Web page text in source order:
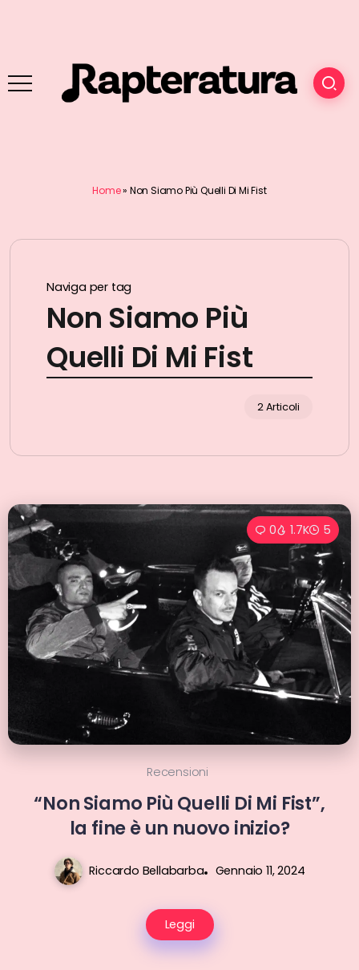
Home» Non Siamo Più Quelli Di Mi Fist
Naviga per tag
Non Siamo Più
Quelli Di Mi Fist
2 Articoli
0 1.7K 5
Recensioni
“Non Siamo Più Quelli Di Mi Fist”,
la fine è un nuovo inizio?
Riccardo Bellabarba Gennaio 11, 2024
Leggi